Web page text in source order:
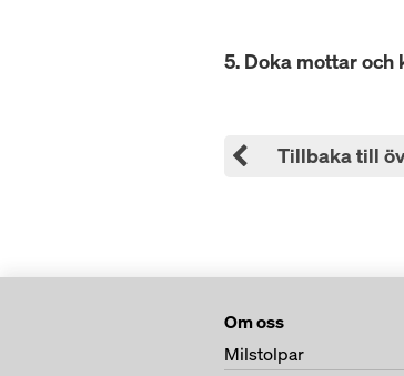
5. Doka mottar
Tillbaka till
Om oss
Milstolpar